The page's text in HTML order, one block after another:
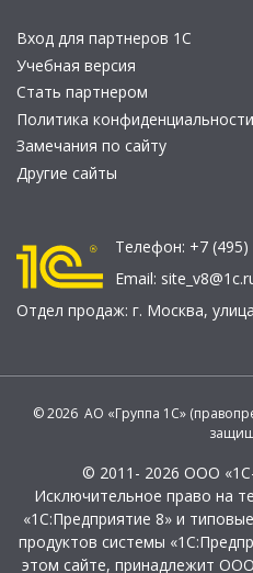
Вход для партнеров 1С
Учебная версия
Стать партнером
Политика конфиденциальности
Замечания по сайту
Другие сайты
Телефон: +7
Email:
Отдел продаж: г. Москва,
© 2026 АО «Группа 1С»
© 2011- 2026 ООО
Исключительное право на
«1С:Предприятие 8» и
продуктов системы
этом сайте, принадлежит